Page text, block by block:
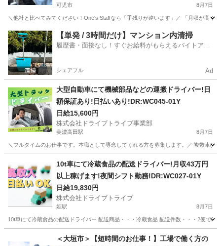
可児市 8月7日
＼他社と比べてみてください！One's Staffなら「手残りが違います」／ 「月収が高
岐阜 可児市 ドライバー 置き配
【単発 / 3時間だけ】マンション内清掃
履歴書・面接なし！すぐお給料がもらえるバイトアプ
シェアフル Ad
大型自動車にて機械部品などの運搬ドライバー!日
額保証あり!日払いあり!DR:WC045-01Y
日給15,600円
株式会社ドライブトライブ事業部
美濃高田駅 8月7日
＼フルタイムのお仕事です。本職として専念してくれる方を募集します。／ 複数車
美濃高田駅 ドライバー 番号
10t車にて冷蔵食品の配送ドライバー!月収43万円
以上稼げます!夜間シフト勤務!DR:WC027-01Y
日給19,830円
株式会社ドライブトライブ
姫駅 8月7日
10t車にて冷蔵食品の配送ドライバー 配送商品・・・冷蔵食品 配送件数・・・2便で
姫駅 ドライバー 夜間
＜大垣市＞【短時間のお仕事！】工場で働く方の